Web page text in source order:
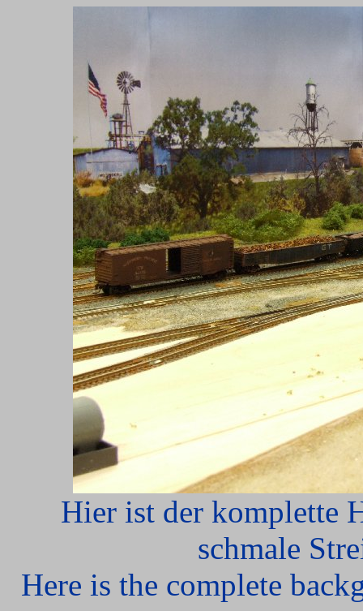
Hier ist der komplette
schmale
Here is the complete